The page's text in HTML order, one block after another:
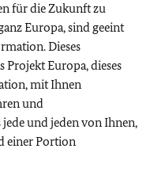
für die Zukunft zu
Europa, sind geeint
Dieses
Projekt Europa, dieses
mit Ihnen
und
und jeden von Ihnen,
einer Portion